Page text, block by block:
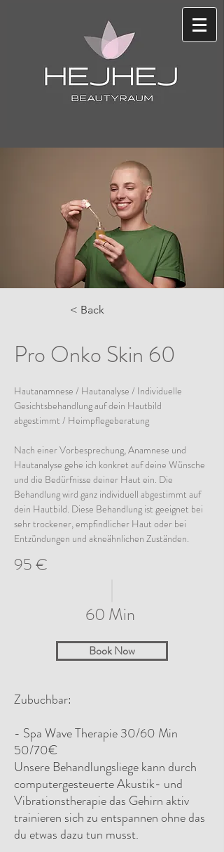
< Back
Pro Onko Skin 60
Hautanamnese / Hautanalyse / Individuelle
Gesichtsbehandlung auf dein Hautbild
abgestimmt / Heimpflegeberatung
Nach einer Vorbesprechung, Anamnese und
Hautanalyse gehe ich konkret auf deine Wünsche
und die Bedürfnisse deiner Haut ein. Die
Behandlung wird ganz individuell abgestimmt auf
dein Hautbild. Diese Behandlung ist geeignet bei
sehr trockener, empfindlicher Haut oder bei
Entzündungen und akneähnlichen Zuständen.
95 €
60 Min
Book Now
Zubuchbar:
- Spa Wave Therapie 30/60 Min
50/70€
Unsere Behandlungsliege kann durch
computergesteuerte Akustik- und
Vibrationstherapie das Gehirn aktiv
trainieren sich zu entspannen ohne das
du etwas dazu tun musst.